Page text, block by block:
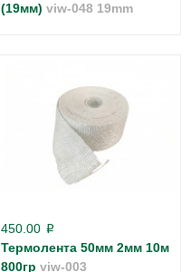
(19мм) viw-048 19mm
450.00 p
Термолента 50мм 2мм 10м
800гр viw-003